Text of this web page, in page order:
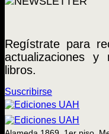
Regístrate para
actualizaciones y
libros.
Suscribirse